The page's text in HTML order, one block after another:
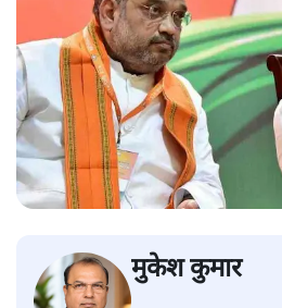
मुकेश कुमार